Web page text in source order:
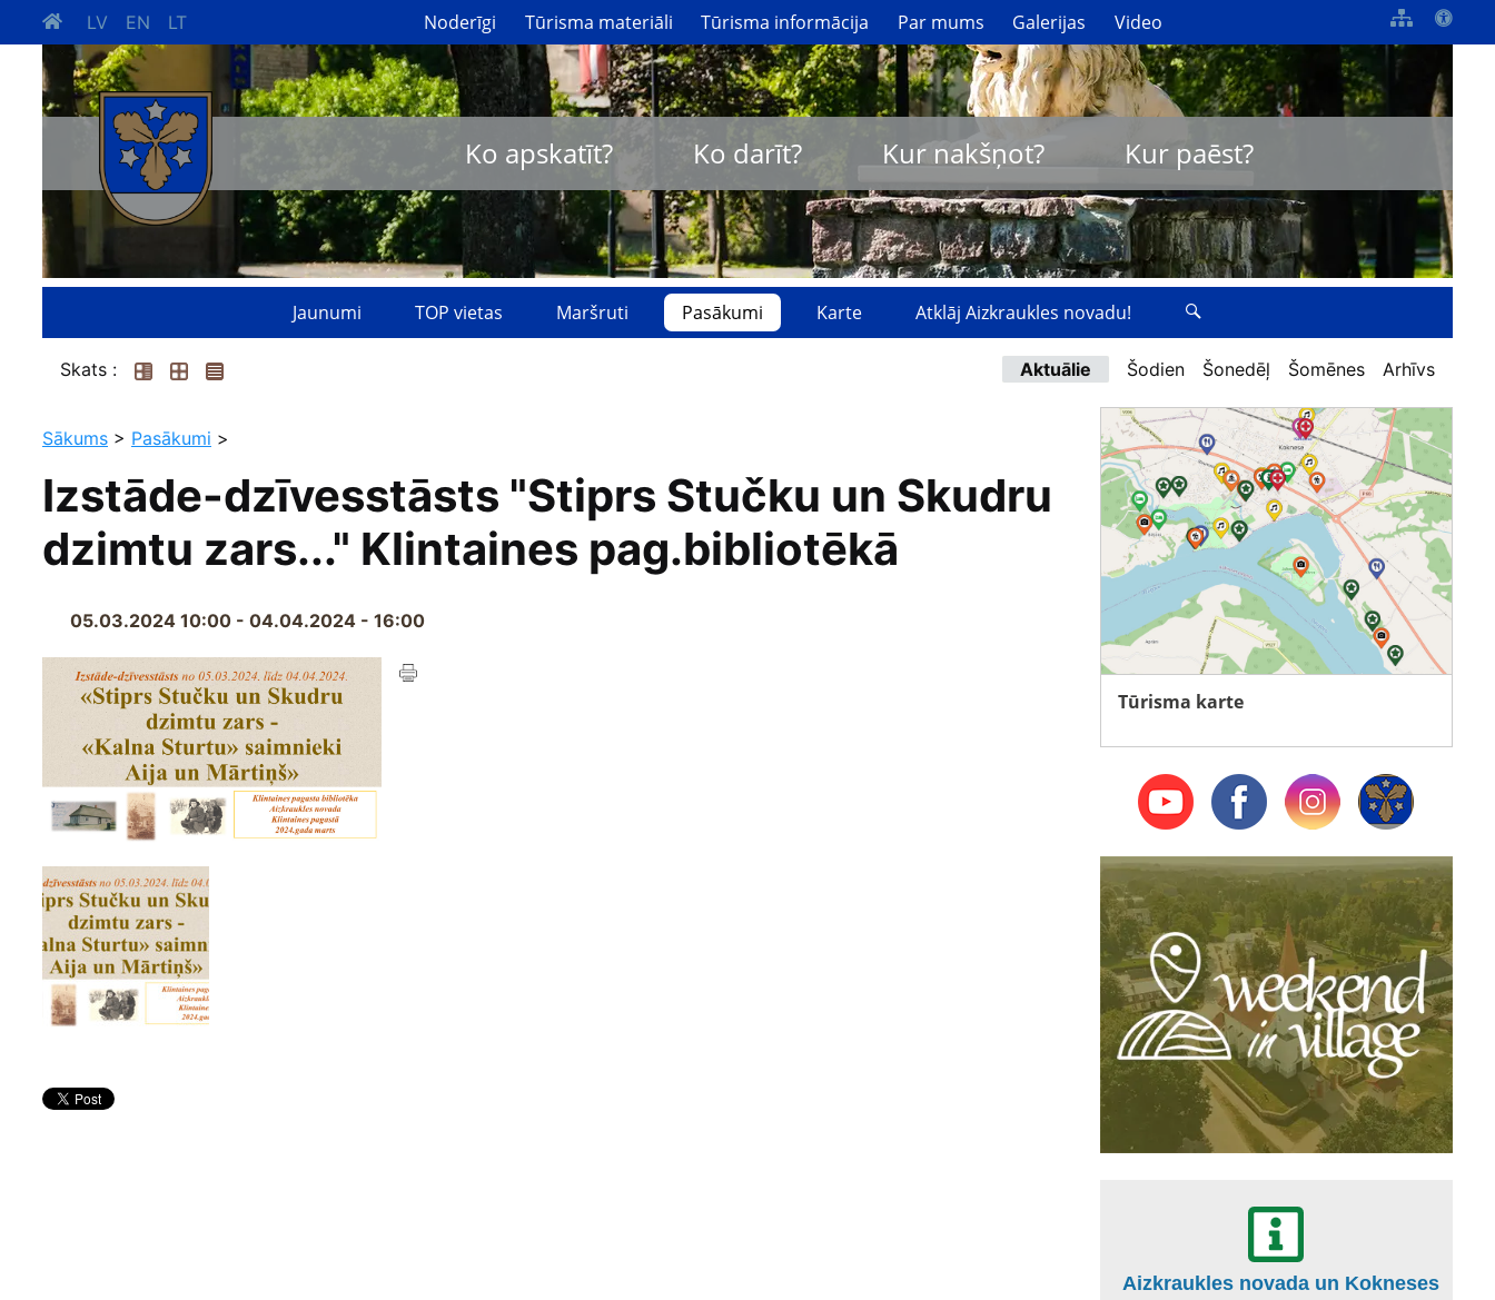
LV EN LT Noderīgi Tūrisma materiāli Tūrisma informācija Par mums Galerijas Video
Ko apskatīt? Ko darīt? Kur nakšņot? Kur paēst?
Jaunumi TOP vietas Maršruti Pasākumi Karte Atklāj Aizkraukles novadu!
Skats : Aktuālie Šodien Šonedēļ Šomēnes Arhīvs
Sākums > Pasākumi >
Izstāde-dzīvesstāsts "Stiprs Stučku un Skudru
dzimtu zars..." Klintaines pag.bibliotēkā
05.03.2024 10:00 - 04.04.2024 - 16:00
Tūrisma karte
Aizkraukles novada un Kokneses